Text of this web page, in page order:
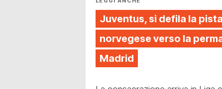
Juventus, si defila la
norvegese verso la
Madrid